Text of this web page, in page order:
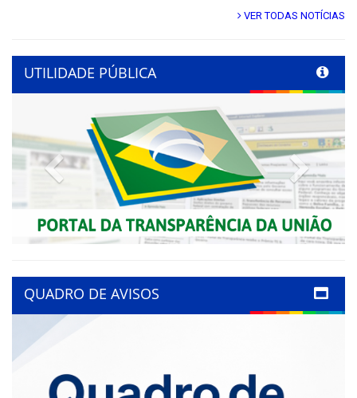
VER TODAS NOTÍCIAS
UTILIDADE PÚBLICA
Previous Next
QUADRO DE AVISOS